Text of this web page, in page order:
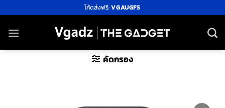
ไป
ยัง
โค้ดส่งฟรี:VGAUGFS
คัดกรอง